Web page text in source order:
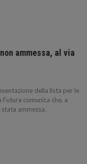
ammessa, al via
della lista per le
comunica che, a
ammessa.